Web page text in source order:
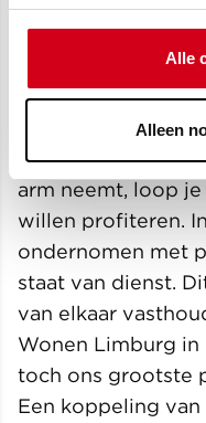
Alle
Alleen
zie je niet vaak.
zijn geweest, is er
gekomen. Er was
kosten en cijfers.”
onderaannemers
arm neemt, loop
willen profiteren.
ondernomen met
staat van dienst.
van elkaar
Wonen Limburg
toch ons grootste
Een koppeling